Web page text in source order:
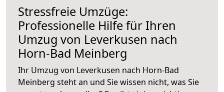
Stressfreie Umzüge:
Professionelle Hilfe für Ihren
Umzug von Leverkusen nach
Horn-Bad Meinberg
Ihr Umzug von Leverkusen nach Horn-Bad
Meinberg steht an und Sie wissen nicht, was Sie